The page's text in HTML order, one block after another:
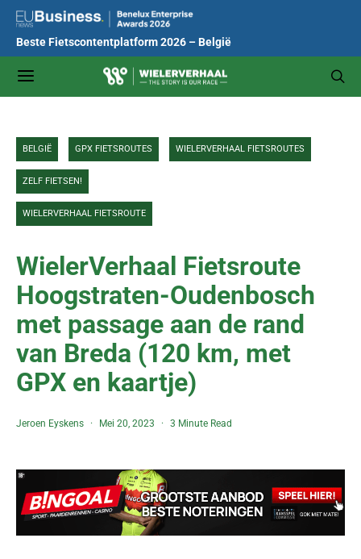
Beste Fietscontentplatform 2026 – België
BELGIË GPX FIETSROUTES WIELERVERHAAL FIETSROUTES
ZELF FIETSEN!
WIELERVERHAAL FIETSROUTE
WielerVerhaal Fietsroute
Hoogstraten-Oudenbosch
met passage aan de rand
van Breda (120 km, met
GPX en kaartje)
Jeroen Eyskens Mei 20, 2023 3 Minute Read